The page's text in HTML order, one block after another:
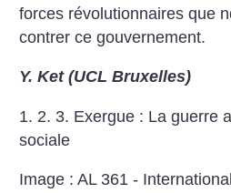
forces révolutionnaires que
contrer ce gouvernement.
Y. Ket (UCL Bruxelles)
1. 2. 3. Exergue : La guerre
sociale
Image : AL 361 -